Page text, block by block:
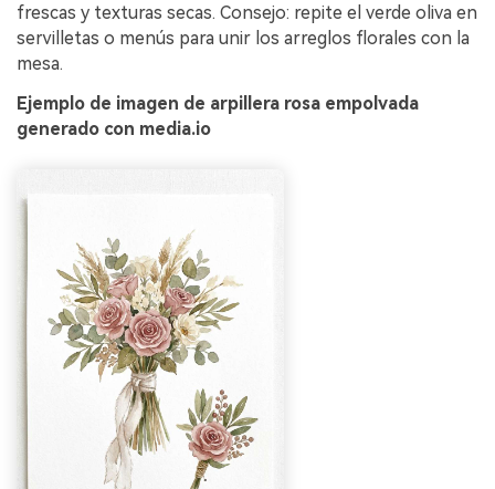
frescas y texturas secas. Consejo: repite el verde oliva en
servilletas o menús para unir los arreglos florales con la
mesa.
Ejemplo de imagen de arpillera rosa empolvada
generado con media.io